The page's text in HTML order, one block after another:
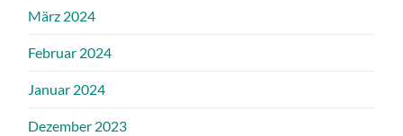
März 2024
Februar 2024
Januar 2024
Dezember 2023